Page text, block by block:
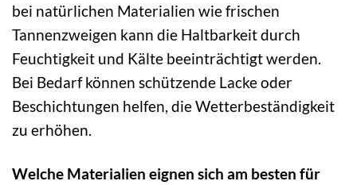
bei natürlichen Materialien wie frischen
Tannenzweigen kann die Haltbarkeit durch
Feuchtigkeit und Kälte beeinträchtigt werden.
Bei Bedarf können schützende Lacke oder
Beschichtungen helfen, die Wetterbeständigkeit
zu erhöhen.
Welche Materialien eignen sich am besten für